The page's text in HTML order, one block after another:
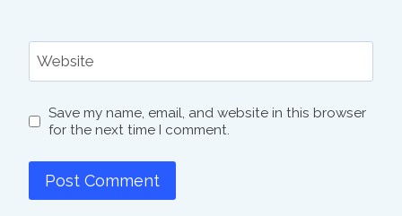
Website
Save my name, email, and website in this browser
for the next time I comment.